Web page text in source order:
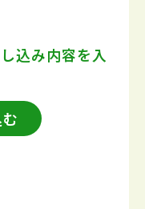
込み内容を入